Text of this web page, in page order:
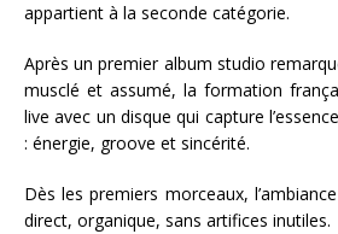
appartient à la seconde catégorie.
Après un premier album studio
musclé et assumé, la formation
live avec un disque qui capture
: énergie, groove et sincérité.
Dès les premiers morceaux,
direct, organique, sans artifices inutiles.